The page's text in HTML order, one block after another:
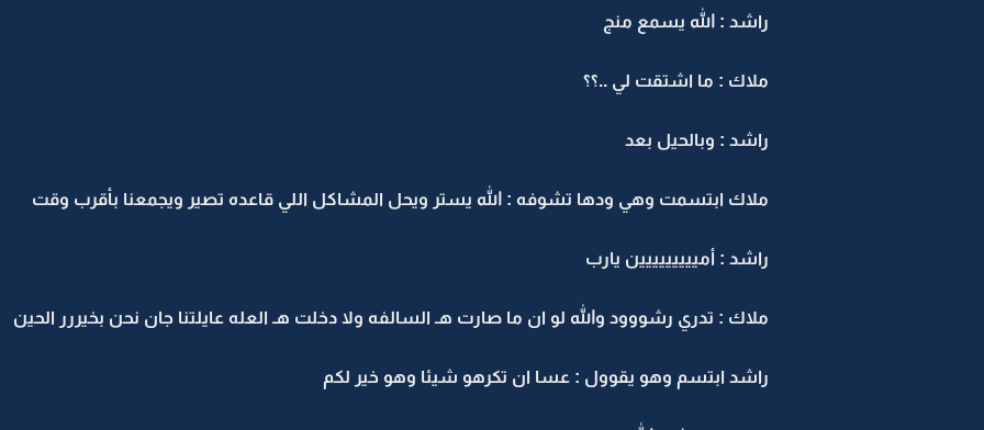
راشد : الله يسمع منج
ملاك : ما اشتقت لي ..؟؟
راشد : وبالحيل بعد
ملاك ابتسمت وهي ودها تشوفه : الله يستر ويحل المشاكل اللي قاعده تصير ويجمعنا بأقرب وقت
راشد : أمييييييييين يارب
ملاك : تدري رشووود والله لو ان ما صارت هـ السالفه ولا دخلت هـ العله عايلتنا جان نحن بخيررر الحين
راشد ابتسم وهو يقوول : عسا ان تكرهو شيئا وهو خير لكم